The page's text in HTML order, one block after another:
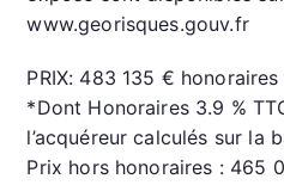
www.georisques.gouv.fr
PRIX: 483 135 €
*Dont Honoraires 3.9 %
l’acquéreur calculés sur la
Prix hors honoraires : 465